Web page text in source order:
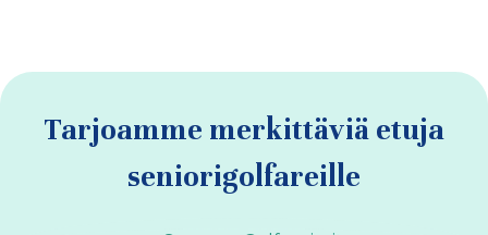
Tarjoamme merkittäviä etuja
seniorigolfareille